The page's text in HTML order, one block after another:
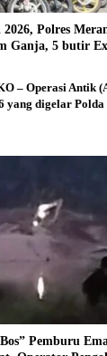
Polres
Ganja, 5 butir
– Operasi Antik
yang digelar Polda
Pemburu